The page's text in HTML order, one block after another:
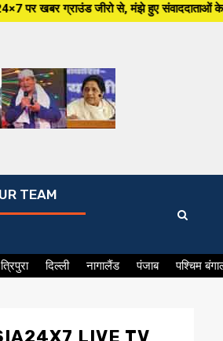
से, मंझे हुए संवाददाताओं के साथ,हर जन
TEAM
त्रिपुरा दिल्ली नागालैंड पंजाब पश्चिम
LIVE TV